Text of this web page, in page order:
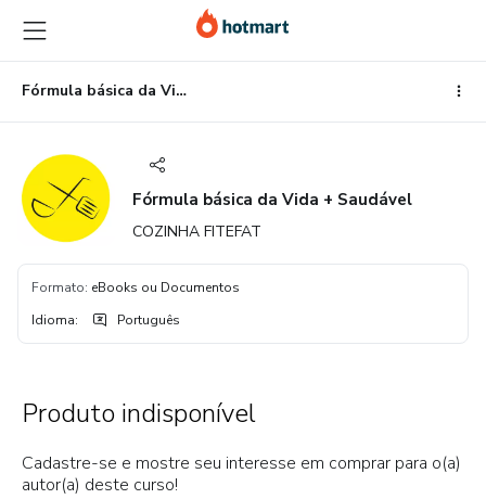
para
o
conteúdo
principal
para
o
pagamento
para
o
rodapé
Fórmula básica da Vida + Saudável
Fórmula básica da Vida + Saudável
COZINHA FITEFAT
Formato: eBooks ou Documentos
Idioma: Português
Produto indisponível
Cadastre-se e mostre seu interesse em comprar para o(a)
autor(a) deste curso!